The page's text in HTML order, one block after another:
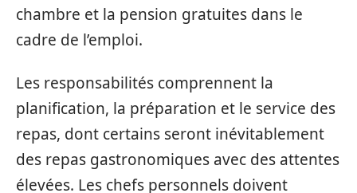
chambre et la pension gratuites dans le
cadre de l’emploi.
Les responsabilités comprennent la
planification, la préparation et le service des
repas, dont certains seront inévitablement
des repas gastronomiques avec des attentes
élevées. Les chefs personnels doivent